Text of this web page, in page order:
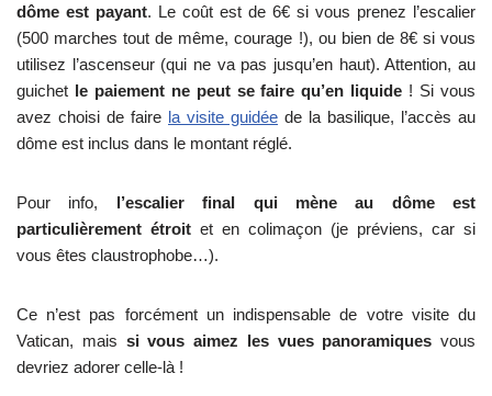
dôme est payant. Le coût est de 6€ si vous prenez l’escalier
(500 marches tout de même, courage !), ou bien de 8€ si vous
utilisez l’ascenseur (qui ne va pas jusqu’en haut). Attention, au
guichet le paiement ne peut se faire qu’en liquide ! Si vous
avez choisi de faire la visite guidée de la basilique, l’accès au
dôme est inclus dans le montant réglé.
Pour info, l’escalier final qui mène au dôme est
particulièrement étroit et en colimaçon (je préviens, car si
vous êtes claustrophobe…).
Ce n’est pas forcément un indispensable de votre visite du
Vatican, mais si vous aimez les vues panoramiques vous
devriez adorer celle-là !